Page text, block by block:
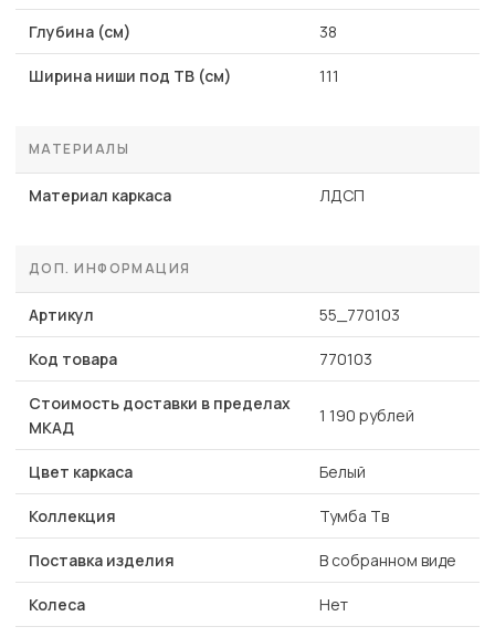
Глубина (см) 38
Ширина ниши под ТВ (см) 111
МАТЕРИАЛЫ
Материал каркаса ЛДСП
ДОП. ИНФОРМАЦИЯ
Артикул 55_770103
Код товара 770103
Стоимость доставки в пределах
МКАД
1 190 рублей
Цвет каркаса Белый
Коллекция Тумба Тв
Поставка изделия В собранном виде
Колеса Нет